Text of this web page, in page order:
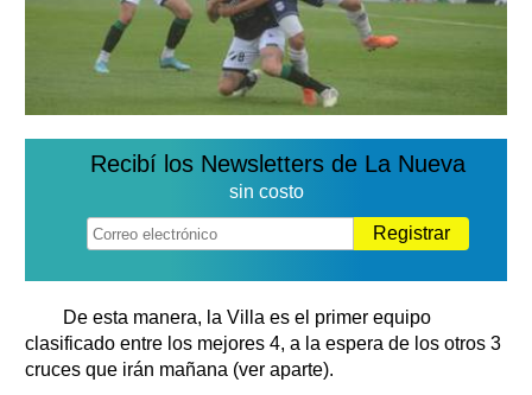
Recibí los Newsletters de La Nueva
sin costo
Registrar
De esta manera, la Villa es el primer equipo
clasificado entre los mejores 4, a la espera de los otros 3
cruces que irán mañana (ver aparte).